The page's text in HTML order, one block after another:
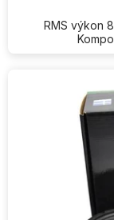
RMS výkon